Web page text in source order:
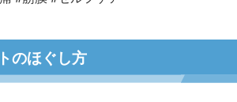
のほぐし方